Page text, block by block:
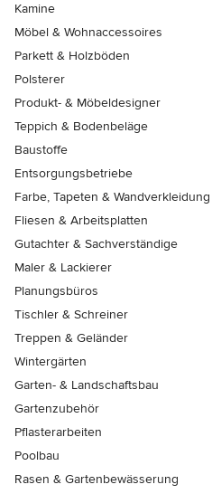
Kamine
Möbel & Wohnaccessoires
Parkett & Holzböden
Polsterer
Produkt- & Möbeldesigner
Teppich & Bodenbeläge
Baustoffe
Entsorgungsbetriebe
Farbe, Tapeten & Wandverkleidung
Fliesen & Arbeitsplatten
Gutachter & Sachverständige
Maler & Lackierer
Planungsbüros
Tischler & Schreiner
Treppen & Geländer
Wintergärten
Garten- & Landschaftsbau
Gartenzubehör
Pflasterarbeiten
Poolbau
Rasen & Gartenbewässerung